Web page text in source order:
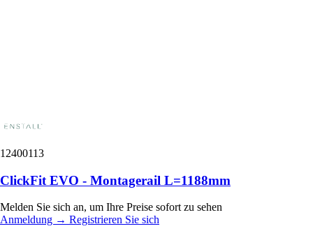
12400113
ClickFit EVO - Montagerail L=1188mm
Melden Sie sich an, um Ihre Preise sofort zu sehen
Anmeldung → Registrieren Sie sich